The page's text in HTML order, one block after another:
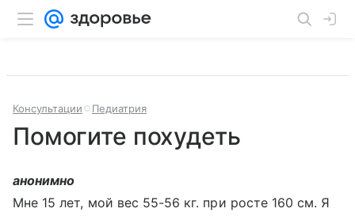
Консультации Педиатрия
Помогите похудеть
анонимно
Мне 15 лет, мой вес 55-56 кг. при росте 160 см. Я